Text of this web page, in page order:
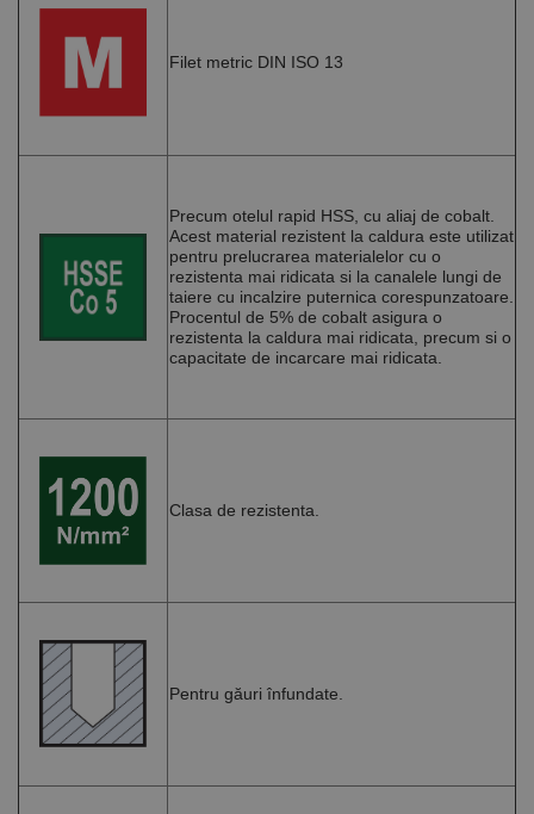
Filet metric DIN ISO 13
Precum otelul rapid HSS, cu aliaj de cobalt.
Acest material rezistent la caldura este utilizat
pentru prelucrarea materialelor cu o
rezistenta mai ridicata si la canalele lungi de
taiere cu incalzire puternica corespunzatoare.
Procentul de 5% de cobalt asigura o
rezistenta la caldura mai ridicata, precum si o
capacitate de incarcare mai ridicata.
Clasa de rezistenta.
Pentru găuri înfundate.